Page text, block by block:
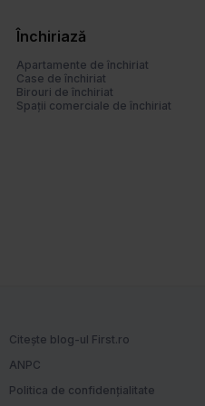
Închiriază
Apartamente de închiriat
Case de închiriat
Birouri de închiriat
Spații comerciale de închiriat
Citește blog-ul First.ro
ANPC
Politica de confidențialitate